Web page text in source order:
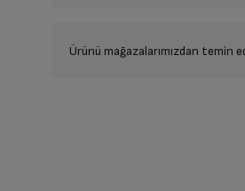
Ürünü mağazalarımızdan temin